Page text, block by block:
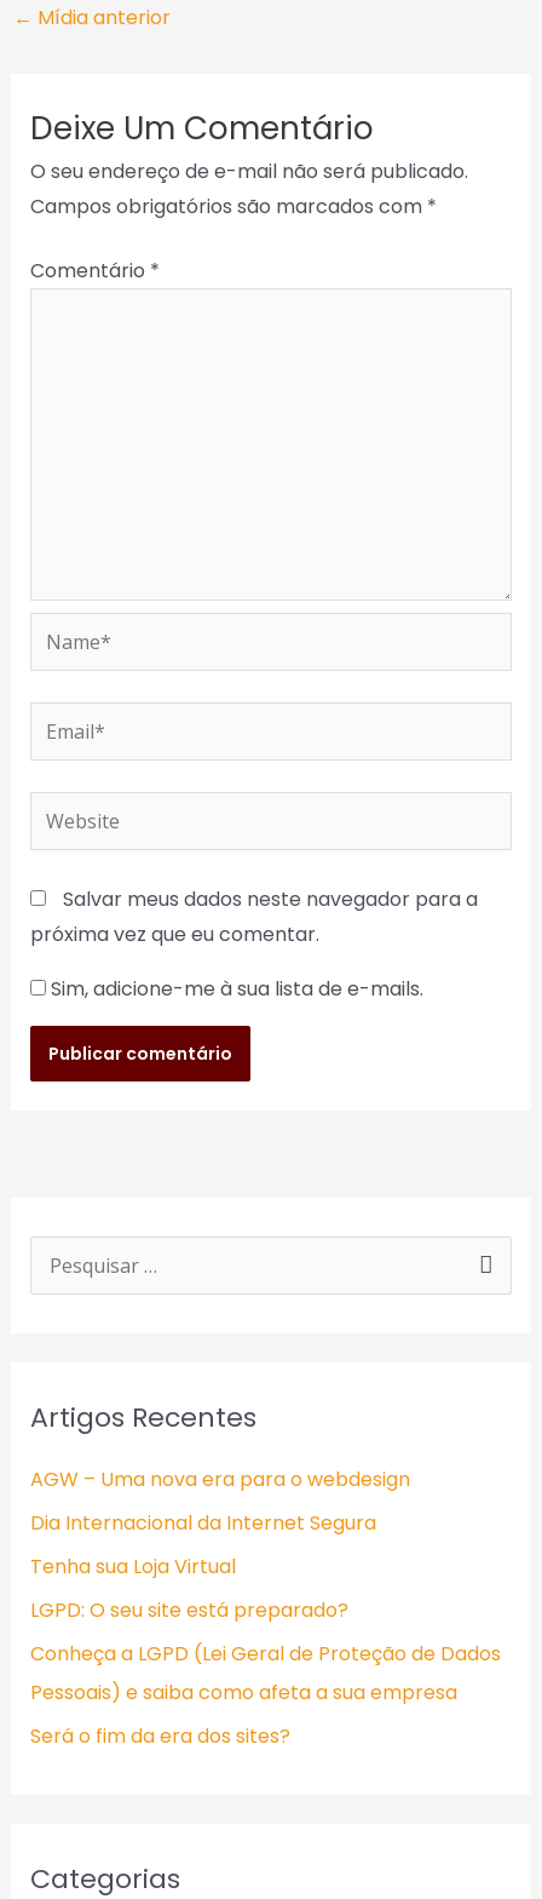
← Mídia anterior
Deixe Um Comentário
O seu endereço de e-mail não será publicado.
Campos obrigatórios são marcados com *
Comentário *
Name*
Email*
Website
Salvar meus dados neste navegador para a
próxima vez que eu comentar.
Sim, adicione-me à sua lista de e-mails.
u
r
p
o
r
:
Artigos Recentes
AGW – Uma nova era para o webdesign
Dia Internacional da Internet Segura
Tenha sua Loja Virtual
LGPD: O seu site está preparado?
Conheça a LGPD (Lei Geral de Proteção de Dados
Pessoais) e saiba como afeta a sua empresa
Será o fim da era dos sites?
Categorias